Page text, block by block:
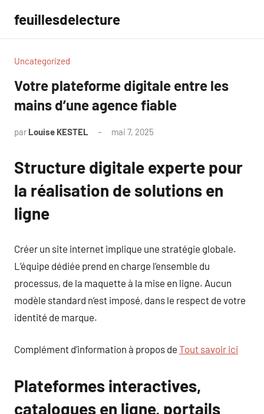
contenu
feuillesdelecture
Uncategorized
Votre plateforme digitale entre les
mains d’une agence fiable
par Louise KESTEL mai 7, 2025
Structure digitale experte pour
la réalisation de solutions en
ligne
Créer un site internet implique une stratégie globale.
L’équipe dédiée prend en charge l’ensemble du
processus, de la maquette à la mise en ligne. Aucun
modèle standard n’est imposé, dans le respect de votre
identité de marque.
Complément d’information à propos de Tout savoir ici
Plateformes interactives,
catalogues en ligne, portails